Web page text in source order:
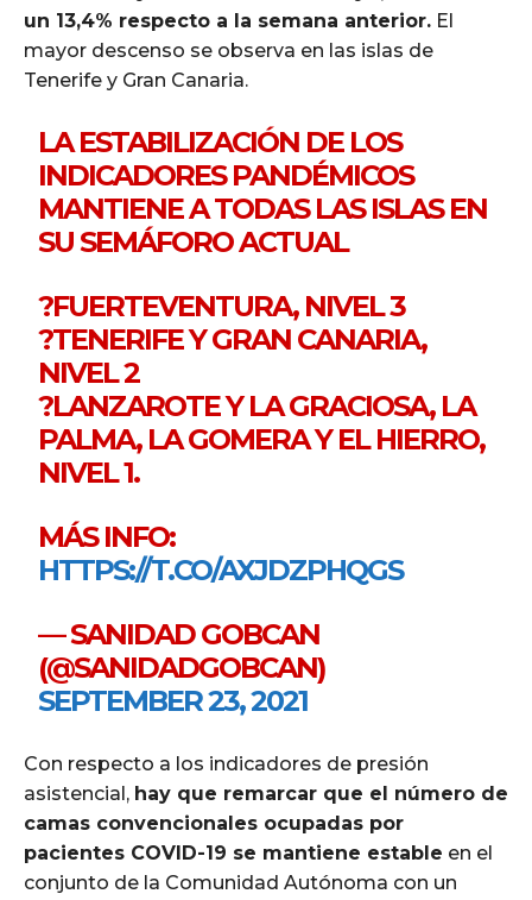
un 13,4% respecto a la semana anterior. El
mayor descenso se observa en las islas de
Tenerife y Gran Canaria.
LA ESTABILIZACIÓN DE LOS
INDICADORES PANDÉMICOS
MANTIENE A TODAS LAS ISLAS EN
SU SEMÁFORO ACTUAL
?FUERTEVENTURA, NIVEL 3
?TENERIFE Y GRAN CANARIA,
NIVEL 2
?LANZAROTE Y LA GRACIOSA, LA
PALMA, LA GOMERA Y EL HIERRO,
NIVEL 1.
MÁS INFO:
HTTPS://T.CO/AXJDZPHQGS
— SANIDAD GOBCAN
(@SANIDADGOBCAN)
SEPTEMBER 23, 2021
Con respecto a los indicadores de presión
asistencial, hay que remarcar que el número de
camas convencionales ocupadas por
pacientes COVID-19 se mantiene estable en el
conjunto de la Comunidad Autónoma con un